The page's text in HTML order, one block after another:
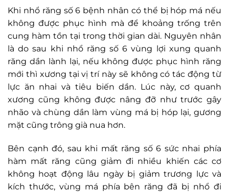
Khi nhổ răng số 6 bệnh nhân có thể bị hóp má nếu
không được phục hình mà để khoảng trống trên
cung hàm tồn tại trong thời gian dài. Nguyên nhân
là do sau khi nhổ răng số 6 vùng lợi xung quanh
răng dần lành lại, nếu không được phục hình răng
mới thì xương tại vị trí này sẽ không có tác động từ
lực ăn nhai và tiêu biến dần. Lúc này, cơ quanh
xương cũng không được nâng đỡ như trước gây
nhão và chùng dần làm vùng má bị hóp lại, gương
mặt cũng trông già nua hơn.
Bên cạnh đó, sau khi mất răng số 6 sức nhai phía
hàm mất răng cũng giảm đi nhiều khiến các cơ
không hoạt động lâu ngày bị giảm trương lực và
kích thước, vùng má phía bên răng đã bị nhổ đi